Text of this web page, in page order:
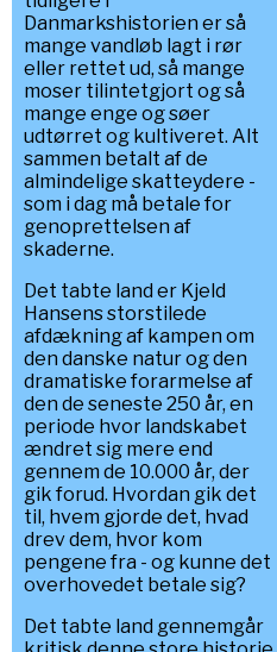
Danmarkshistorien er så
mange vandløb lagt i rør
eller rettet ud, så mange
moser tilintetgjort og så
mange enge og søer
udtørret og kultiveret. Alt
sammen betalt af de
almindelige skatteydere -
som i dag må betale for
genoprettelsen af
skaderne.
Det tabte land er Kjeld
Hansens storstilede
afdækning af kampen om
den danske natur og den
dramatiske forarmelse af
den de seneste 250 år, en
periode hvor landskabet
ændret sig mere end
gennem de 10.000 år, der
gik forud. Hvordan gik det
til, hvem gjorde det, hvad
drev dem, hvor kom
pengene fra - og kunne det
overhovedet betale sig?
Det tabte land gennemgår